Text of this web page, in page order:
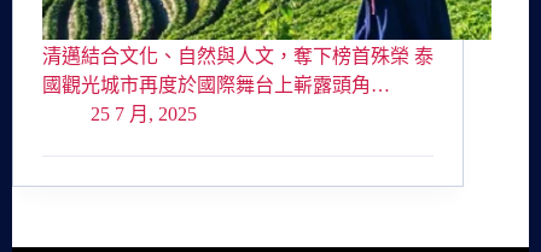
清邁結合文化、自然與人文，奪下榜首殊榮 泰
國觀光城市再度於國際舞台上嶄露頭角…
25 7 月, 2025